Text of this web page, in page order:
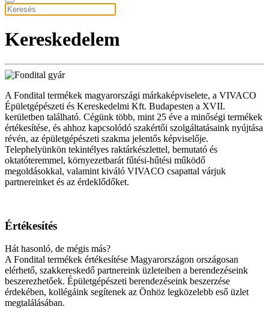
Kereskedelem
A Fondital termékek magyarországi márkaképviselete, a VIVACO
Épületgépészeti és Kereskedelmi Kft. Budapesten a XVII.
kerületben található. Cégünk több, mint 25 éve a minőségi termékek
értékesítése, és ahhoz kapcsolódó szakértői szolgáltatásaink nyújtása
révén, az épületgépészeti szakma jelentős képviselője.
Telephelyünkön tekintélyes raktárkészlettel, bemutató és
oktatóteremmel, környezetbarát fűtési-hűtési működő
megoldásokkal, valamint kiváló VIVACO csapattal várjuk
partnereinket és az érdeklődőket.
Értékesítés
Hát hasonló, de mégis más?
A Fondital termékek értékesítése Magyarországon országosan
elérhető, szakkereskedő partnereink üzleteiben a berendezéseink
beszerezhetőek. Épületgépészeti berendezéseink beszerzése
érdekében, kollégáink segítenek az Önhöz legközelebb eső üzlet
megtalálásában.